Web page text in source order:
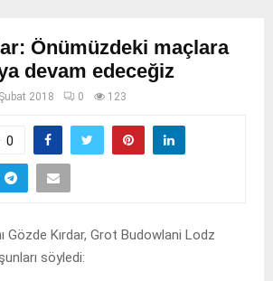
Önümüzdeki maçlara
devam edeceğiz
2018 0 123
0
Gözde Kırdar, Grot Budowlani Lodz
söyledi: